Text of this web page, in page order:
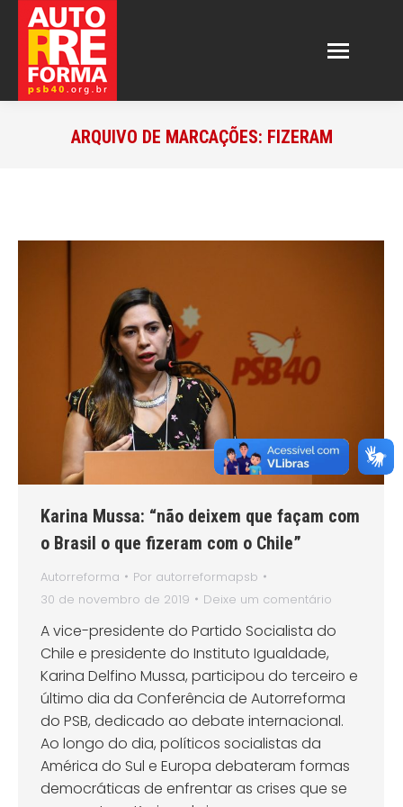
ARQUIVO DE MARCAÇÕES: FIZERAM
Karina Mussa: “não deixem que façam com
o Brasil o que fizeram com o Chile”
Autorreforma Por autorreformapsb
30 de novembro de 2019
Deixe um comentário
A vice-presidente do Partido Socialista do
Chile e presidente do Instituto Igualdade,
Karina Delfino Mussa, participou do terceiro e
último dia da Conferência de Autorreforma
do PSB, dedicado ao debate internacional.
Ao longo do dia, políticos socialistas da
América do Sul e Europa debateram formas
democráticas de enfrentar as crises que se